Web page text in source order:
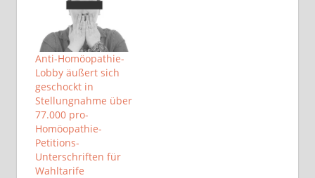
Anti-Homöopathie-
Lobby äußert sich
geschockt in
Stellungnahme über
77.000 pro-
Homöopathie-
Petitions-
Unterschriften für
Wahltarife